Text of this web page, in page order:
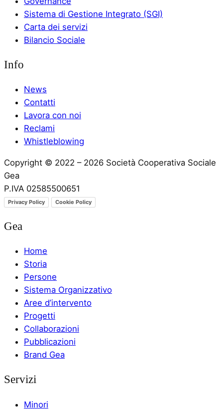
Sistema di Gestione Integrato (SGI)
Carta dei servizi
Bilancio Sociale
Info
News
Contatti
Lavora con noi
Reclami
Whistleblowing
Copyright © 2022 – 2026 Società Cooperativa Sociale
Gea
P.IVA 02585500651
Privacy Policy Cookie Policy
Gea
Home
Storia
Persone
Sistema Organizzativo
Aree d’intervento
Progetti
Collaborazioni
Pubblicazioni
Brand Gea
Servizi
Minori